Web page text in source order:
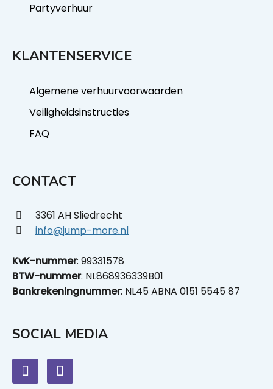
Partyverhuur
KLANTENSERVICE
Algemene verhuurvoorwaarden
Veiligheidsinstructies
FAQ
CONTACT
3361 AH Sliedrecht
info@jump-more.nl
KvK-nummer: 99331578
BTW-nummer: NL868936339B01
Bankrekeningnummer: NL45 ABNA 0151 5545 87
SOCIAL MEDIA